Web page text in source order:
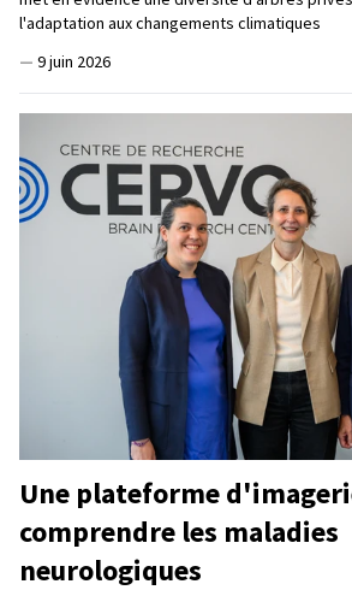
l'adaptation aux changements climatiques
— 9 juin 2026
Une plateforme
comprendre les maladies
neurologiques